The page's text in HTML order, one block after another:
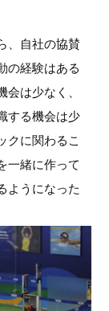
、自社の協賛
の経験はある
会は少なく、
する機会は少
クに関わるこ
一緒に作って
ようになった